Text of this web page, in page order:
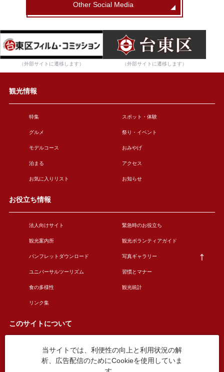
Other Social Media
（外部サイトに遷移します） （外部サイトに遷移します）
観光情報
特集 スポット・体験
グルメ 祭り・イベント
モデルコース おみやげ
泊まる アクセス
お気に入りリスト お知らせ
お役立ち情報
法人向けサイト 緊急時のお役立ち
観光案内所 観光ボランティアガイド
パンフレットダウンロード 写真ギャラリー
ユニバーサルツーリズム 習慣とマナー
食の多様性 観光統計
リンク集
このサイトについて
このサイトについて 広告掲載について
お問い合わせ
当サイトでは、利便性の向上と利用状況の解
析、広告配信のためにCookieを使用していま